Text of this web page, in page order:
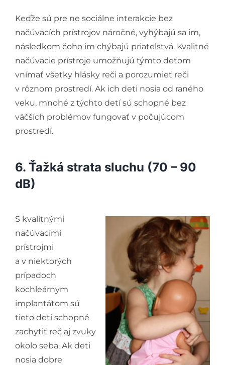
Keďže sú pre ne sociálne interakcie bez
načúvacích prístrojov náročné, vyhýbajú sa im,
následkom čoho im chýbajú priateľstvá. Kvalitné
načúvacie prístroje umožňujú týmto deťom
vnímať všetky hlásky reči a porozumieť reči
v rôznom prostredí. Ak ich deti nosia od raného
veku, mnohé z týchto detí sú schopné bez
väčších problémov fungovať v počujúcom
prostredí.
6. Ťažká strata sluchu (70 – 90
dB)
S kvalitnými
načúvacími
prístrojmi
a v niektorých
prípadoch
kochleárnym
implantátom sú
tieto deti schopné
zachytiť reč aj zvuky
okolo seba. Ak deti
nosia dobre